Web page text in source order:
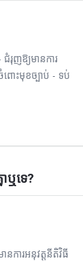
រុញឱ្យមានការ
ចំពោះមុខច្បាប់ - ទប់
ឬទេ?
នការអនុវត្តនីតិវិធី